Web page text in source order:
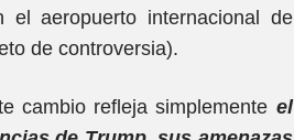
el aeropuerto internacional de
de controversia).
cambio refleja simplemente el